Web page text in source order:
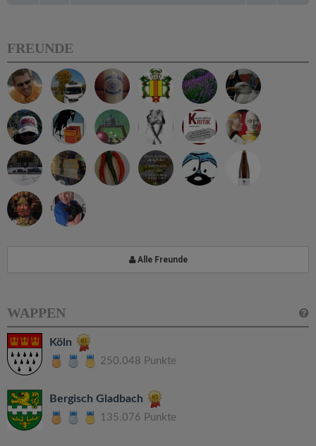
FREUNDE
Alle Freunde
WAPPEN
Köln
250.048 Punkte
Bergisch Gladbach
135.076 Punkte